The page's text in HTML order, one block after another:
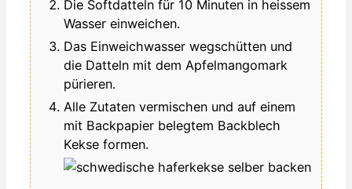
Die Softdatteln für 10 Minuten in heissem
Wasser einweichen.
Das Einweichwasser wegschütten und
die Datteln mit dem Apfelmangomark
pürieren.
Alle Zutaten vermischen und auf einem
mit Backpapier belegtem Backblech
Kekse formen.